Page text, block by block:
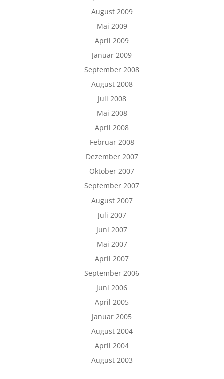
August 2009
Mai 2009
April 2009
Januar 2009
September 2008
August 2008
Juli 2008
Mai 2008
April 2008
Februar 2008
Dezember 2007
Oktober 2007
September 2007
August 2007
Juli 2007
Juni 2007
Mai 2007
April 2007
September 2006
Juni 2006
April 2005
Januar 2005
August 2004
April 2004
August 2003